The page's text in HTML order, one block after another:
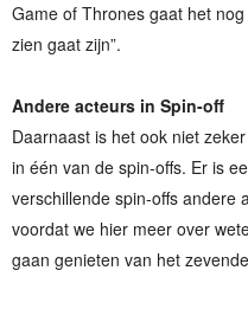
Game of Thrones gaat het
zien gaat zijn”.
Andere acteurs in Spin-off
Daarnaast is het ook niet
in één van de spin-offs. Er is
verschillende spin-offs andere
voordat we hier meer over
gaan genieten van het